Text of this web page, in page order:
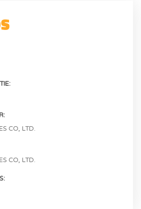
CO LTD.
CO LTD.